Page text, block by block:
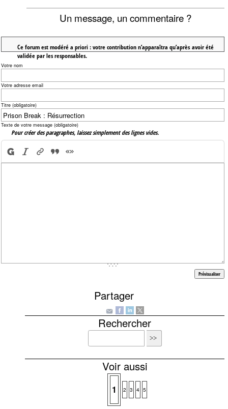
Un message, un commentaire ?
Ce forum est modéré a priori : votre contribution n’apparaîtra qu’après avoir été
validée par les responsables.
Votre nom
Votre adresse email
Titre (obligatoire)
Texte de votre message (obligatoire)
Pour créer des paragraphes, laissez simplement des lignes vides.
Partager
Rechercher
Voir aussi
1 2 3 4 5